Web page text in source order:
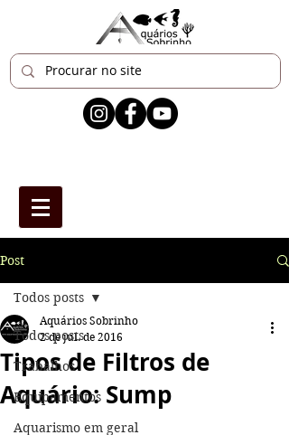
Post
Todos posts
Trabalhos
Equipamentos
Aquarismo em geral
Todos posts
Tipos de Filtros de
Aquário: Sump
Aquários Sobrinho
2 de jul. de 2016